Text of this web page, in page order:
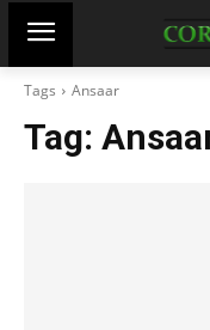
Tags Ansaar
Tag: